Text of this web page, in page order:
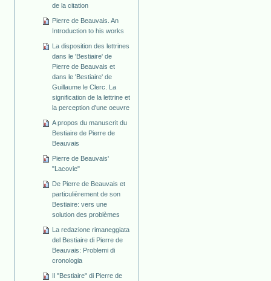
de la citation
Pierre de Beauvais. An
Introduction to his works
La disposition des lettrines
dans le 'Bestiaire' de
Pierre de Beauvais et
dans le 'Bestiaire' de
Guillaume le Clerc. La
signification de la lettrine et
la perception d'une oeuvre
A propos du manuscrit du
Bestiaire de Pierre de
Beauvais
Pierre de Beauvais'
"Lacovie"
De Pierre de Beauvais et
particulièrement de son
Bestiaire: vers une
solution des problèmes
La redazione rimaneggiata
del Bestiaire di Pierre de
Beauvais: Problemi di
cronologia
Il "Bestiaire" di Pierre de